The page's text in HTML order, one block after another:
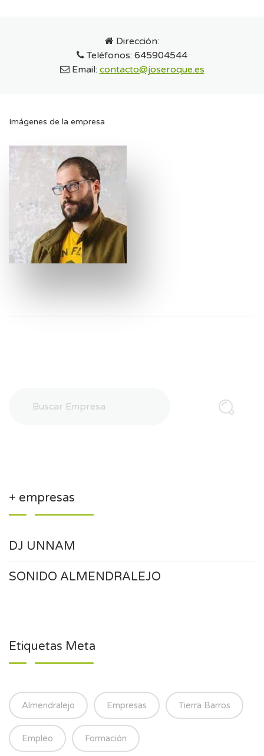
Dirección:
Teléfonos: 645904544
Email: contacto@joseroque.es
Imágenes de la empresa
+ empresas
DJ UNNAM
SONIDO ALMENDRALEJO
Etiquetas Meta
Almendralejo Empresas Tierra Barros
Empleo Formación